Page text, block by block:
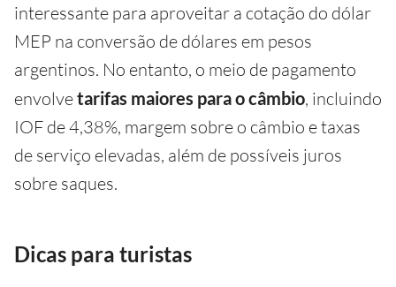
interessante para aproveitar a cotação do dólar
MEP na conversão de dólares em pesos
argentinos. No entanto, o meio de pagamento
envolvetarifas maiores para o câmbio, incluindo
IOF de 4,38%, margem sobre o câmbio e taxas
de serviço elevadas, além de possíveis juros
sobre saques.
Dicas para turistas